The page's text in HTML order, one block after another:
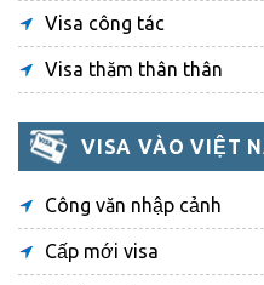
Visa công tác
Visa thăm thân thân
VISA VÀO VIỆT
Công văn nhập cảnh
Cấp mới visa